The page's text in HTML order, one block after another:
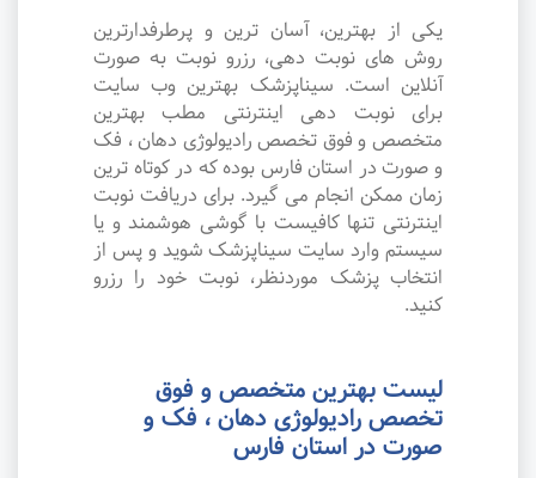
یکی از بهترین، آسان ترین و پرطرفدارترین
روش های نوبت دهی، رزرو نوبت به صورت
آنلاین است. سیناپزشک بهترین وب سایت
برای نوبت دهی اینترنتی مطب بهترین
متخصص و فوق تخصص رادیولوژی دهان ، فک
و صورت در استان فارس بوده که در کوتاه ترین
زمان ممکن انجام می گیرد. برای دریافت نوبت
اینترنتی تنها کافیست با گوشی هوشمند و یا
سیستم وارد سایت سیناپزشک شوید و پس از
انتخاب پزشک موردنظر، نوبت خود را رزرو
کنید.
لیست بهترین متخصص و فوق
تخصص رادیولوژی دهان ، فک و
صورت در استان فارس